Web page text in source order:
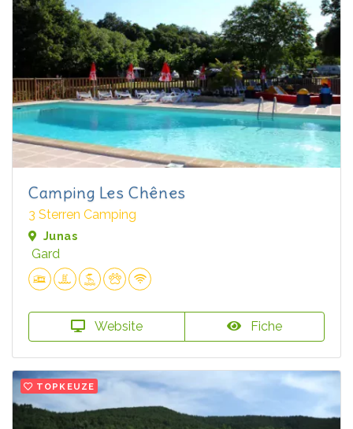
Camping Les Chênes
3 Sterren Camping
Junas
Gard
Website Fiche
TOPKEUZE